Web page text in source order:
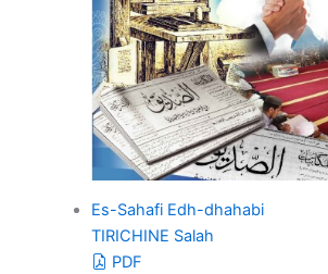
Es-Sahafi Edh-dhahabi
TIRICHINE Salah
PDF